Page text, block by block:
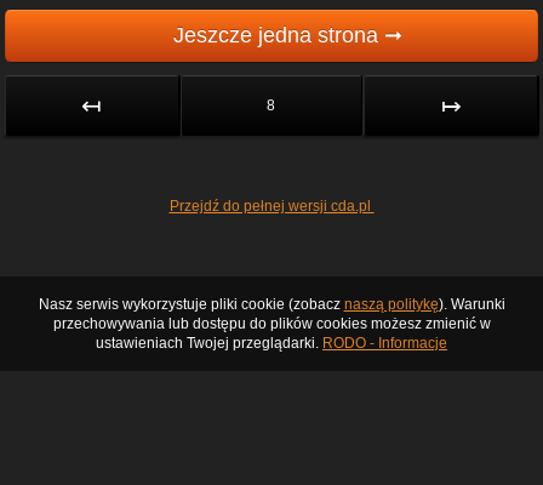
Jeszcze jedna strona ➞
↤ 8 ↦
Przejdź do pełnej wersji cda.pl
Nasz serwis wykorzystuje pliki cookie (zobacz naszą politykę). Warunki
przechowywania lub dostępu do plików cookies możesz zmienić w
ustawieniach Twojej przeglądarki. RODO - Informacje